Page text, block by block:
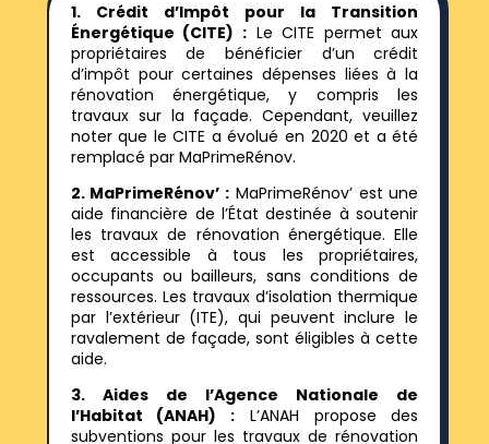
1. Crédit d’Impôt pour la Transition
Énergétique (CITE) : Le CITE permet aux
propriétaires de bénéficier d’un crédit
d’impôt pour certaines dépenses liées à la
rénovation énergétique, y compris les
travaux sur la façade. Cependant, veuillez
noter que le CITE a évolué en 2020 et a été
remplacé par MaPrimeRénov.
2. MaPrimeRénov’ : MaPrimeRénov’ est une
aide financière de l’État destinée à soutenir
les travaux de rénovation énergétique. Elle
est accessible à tous les propriétaires,
occupants ou bailleurs, sans conditions de
ressources. Les travaux d’isolation thermique
par l’extérieur (ITE), qui peuvent inclure le
ravalement de façade, sont éligibles à cette
aide.
3. Aides de l’Agence Nationale de
l’Habitat (ANAH) :
L’ANAH propose des
subventions pour les travaux de rénovation